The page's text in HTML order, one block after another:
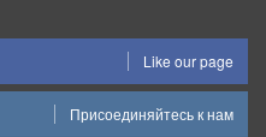
Like our page
Присоединяйтесь к нам